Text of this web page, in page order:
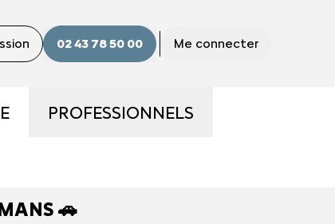
02 43 78 50 00 Me connecter
PROFESSIONNELS
UTILITAIRES D'OCCASION
🚗